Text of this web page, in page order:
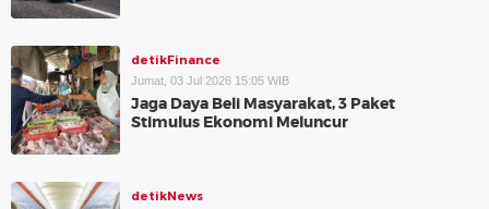
detikFinance
Jumat, 03 Jul 2026 15:05 WIB
Jaga Daya Beli Masyarakat, 3 Paket
Stimulus Ekonomi Meluncur
detikNews